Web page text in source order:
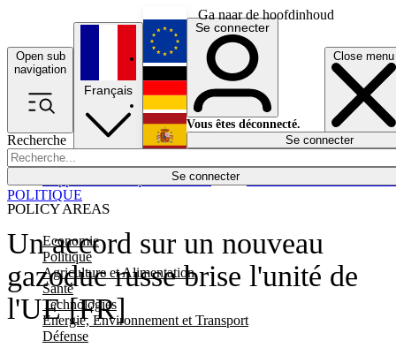
Ga naar de hoofdinhoud
Open sub
navigation
Close menu
Recherche
Se connecter
POLICY AREAS
Economie
Politique
Agriculture et Alimentation
Santé
Technologies
Energie, Environnement et Transport
Défense
Économie
Français
English
Deutsch
Español
Se connecter
Vous êtes déconnecté.
Se connecter
Un accord sur un nouveau
gazoduc russe brise l'unité de
l'UE [FR]
POLITIQUE